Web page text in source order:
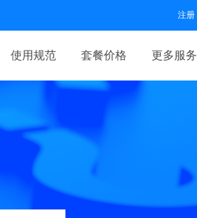
注册
使用规范 套餐价格 更多服务